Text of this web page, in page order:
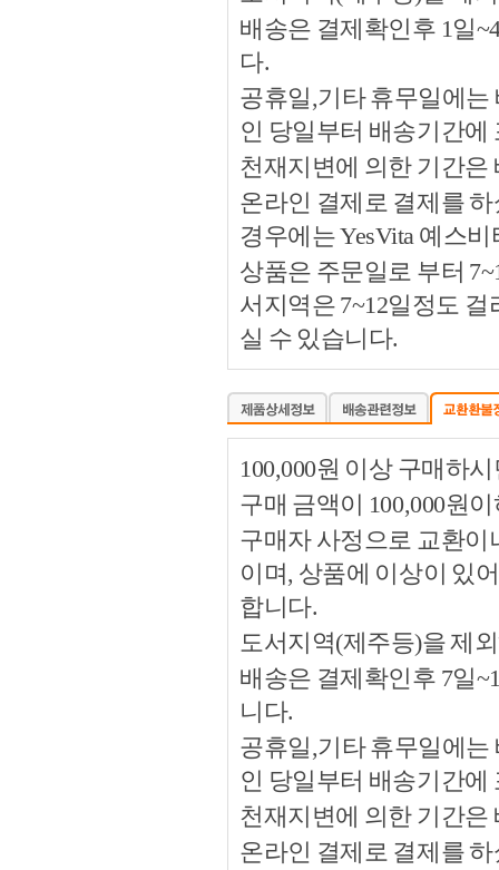
배송은 결제확인후 1일
다.
공휴일,기타 휴무일에
인 당일부터 배송기간에
천재지변에 의한 기간
온라인 결제로 결제를
경우에는 YesVita 예스
상품은 주문일로 부터
서지역은 7~12일정도
실 수 있습니다.
100,000원 이상 구매하
구매 금액이 100,000원
구매자 사정으로 교환이
이며, 상품에 이상이 있
합니다.
도서지역(제주등)을 제
배송은 결제확인후 7일
니다.
공휴일,기타 휴무일에
인 당일부터 배송기간에
천재지변에 의한 기간
온라인 결제로 결제를